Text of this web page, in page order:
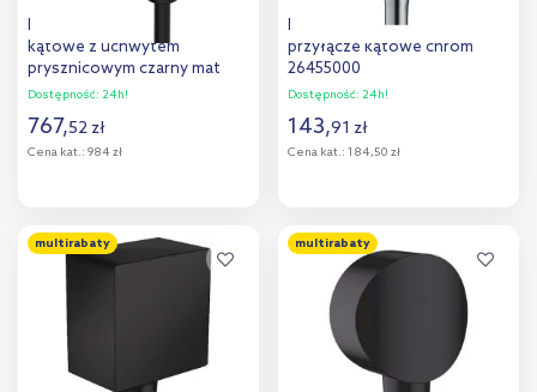
Hansgrohe FixFit S przyłącze
kątowe z uchwytem
prysznicowym czarny mat
26888670
Dostępność: 24h!
767,52 zł
Cena kat.: 984 zł
Hansgrohe Fixfit Square
przyłącze kątowe chrom
26455000
Dostępność: 24h!
143,91 zł
Cena kat.: 184,50 zł
multirabaty multirabaty